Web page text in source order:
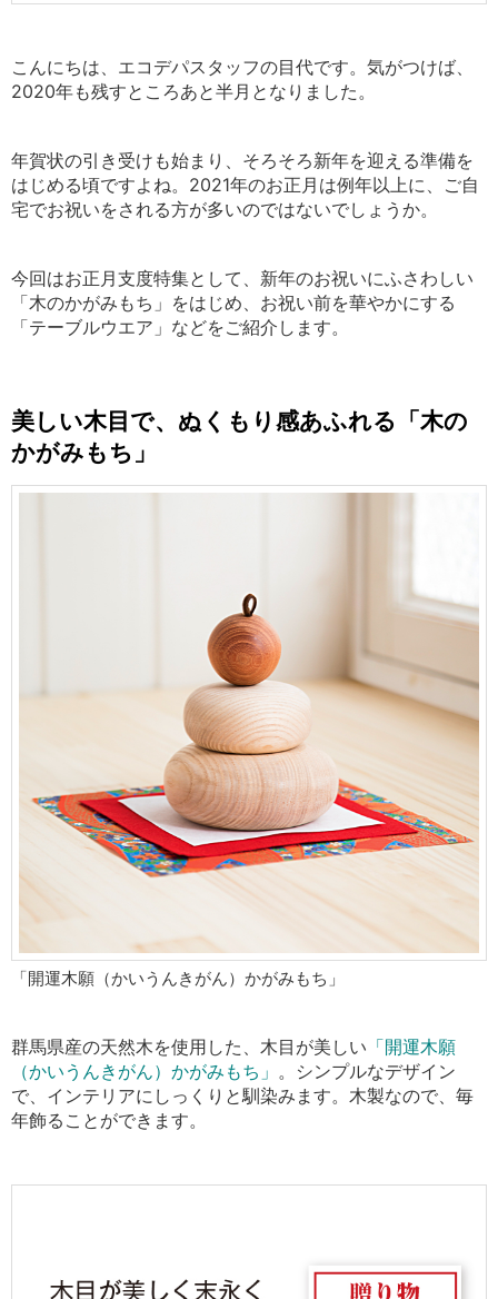
こんにちは、エコデパスタッフの目代です。気がつけば、
2020年も残すところあと半月となりました。
年賀状の引き受けも始まり、そろそろ新年を迎える準備を
はじめる頃ですよね。 2021年のお正月は例年以上に、ご自
宅でお祝いをされる方が多いのではないでしょうか。
今回はお正月支度特集として、新年のお祝いにふさわしい
「木のかがみもち」をはじめ、お祝い前を華やかにする
「テーブルウエア」などをご紹介します。
美しい木目で、ぬくもり感あふれる「木の
かがみもち」
「開運木願（かいうんきがん）かがみもち」
群馬県産の天然木を使用した、木目が美しい 「開運木願
（かいうんきがん）かがみもち」 。シンプルなデザイン
で、インテリアにしっくりと馴染みます。 木製なので、毎
年飾ることができます。